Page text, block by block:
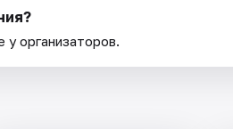
у организаторов.